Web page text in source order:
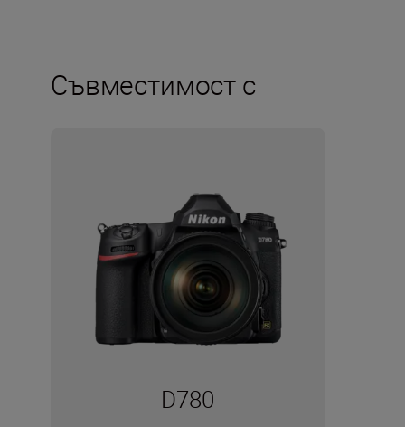
Съвместимост с
D780